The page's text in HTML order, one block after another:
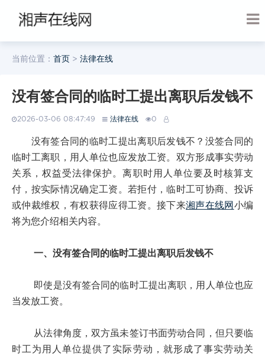
当前位置： 首页 > 法律在线
没有签合同的临时工提出离职后发钱不
2026-03-06 08:47:49 法律在线 0
没有签合同的临时工提出离职后发钱不？没签合同的
临时工离职，用人单位也应发放工资。双方形成事实劳动
关系，权益受法律保护。离职时用人单位要及时核算支
付，按实际情况确定工资。若拒付，临时工可协商、投诉
或仲裁维权，有权获得应得工资。接下来湘声在线网 小编
将为您介绍相关内容。
一、没有签合同的临时工提出离职后发钱不
即使是没有签合同的临时工提出离职，用人单位也应
当发放工资。
从法律角度，双方虽未签订书面劳动合同，但只要临
时工为用人单位提供了实际劳动，就形成了事实劳动关